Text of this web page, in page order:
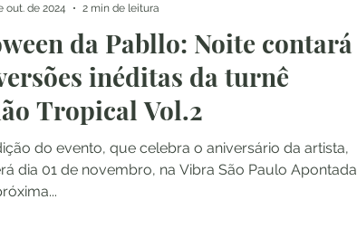
da Pabllo: Noite contará
inéditas da turnê
Tropical Vol.2
do evento, que celebra o aniversário da artista,
dia 01 de novembro, na Vibra São Paulo Apontada
out. de 2024
2 min de leitura